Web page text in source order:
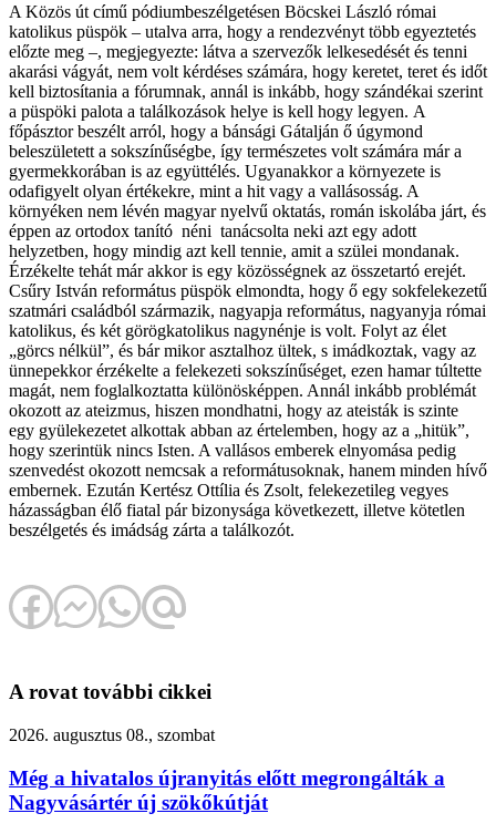
A Közös út című pódiumbeszélgetésen Böcskei László római
katolikus püspök – utalva arra, hogy a rendezvényt több egyeztetés
előzte meg –, megjegyezte: látva a szervezők lelkesedését és tenni
akarási vágyát, nem volt kérdéses számára, hogy keretet, teret és időt
kell biztosítania a fórumnak, annál is inkább, hogy szándékai szerint
a püspöki palota a találkozások helye is kell hogy legyen. A
főpásztor beszélt arról, hogy a bánsági Gátalján ő úgymond
beleszületett a sokszínűségbe, így természetes volt számára már a
gyermekkorában is az együttélés. Ugyanakkor a környezete is
odafigyelt olyan értékekre, mint a hit vagy a vallásosság. A
környéken nem lévén magyar nyelvű oktatás, román iskolába járt, és
éppen az ortodox tanító néni tanácsolta neki azt egy adott
helyzetben, hogy mindig azt kell tennie, amit a szülei mondanak.
Érzékelte tehát már akkor is egy közösségnek az összetartó erejét.
Csűry István református püspök elmondta, hogy ő egy sokfelekezetű
szatmári családból származik, nagyapja református, nagyanyja római
katolikus, és két görögkatolikus nagynénje is volt. Folyt az élet
„görcs nélkül”, és bár mikor asztalhoz ültek, s imádkoztak, vagy az
ünnepekkor érzékelte a felekezeti sokszínűséget, ezen hamar túltette
magát, nem foglalkoztatta különösképpen. Annál inkább problémát
okozott az ateizmus, hiszen mondhatni, hogy az ateisták is szinte
egy gyülekezetet alkottak abban az értelemben, hogy az a „hitük”,
hogy szerintük nincs Isten. A vallásos emberek elnyomása pedig
szenvedést okozott nemcsak a reformátusoknak, hanem minden hívő
embernek. Ezután Kertész Ottília és Zsolt, felekezetileg vegyes
házasságban élő fiatal pár bizonysága következett, illetve kötetlen
beszélgetés és imádság zárta a találkozót.
A rovat további cikkei
2026. augusztus 08., szombat
Még a hivatalos újranyitás előtt megrongálták a
Nagyvásártér új szökőkútját